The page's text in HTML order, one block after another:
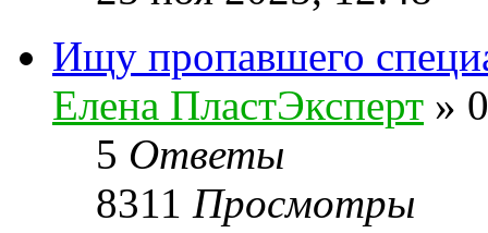
Ищу пропавшего
Елена ПластЭксперт »
5 Ответы
8311 Просмотры